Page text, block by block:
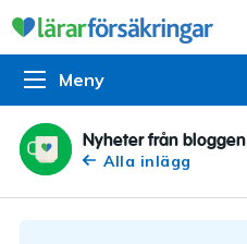
Meny
Barnförsäkring
Livförsäkring
Alla försäkringar
Pension & sparande
Pensionssystemet
Flytträtt
Produkter
Kundservice & skador
Kontakta oss
Skadeanmälan
Kalendarium
Om oss
Om Lärarförsäkringar
Organisationen
Nyheter från bloggen
Alla inlägg